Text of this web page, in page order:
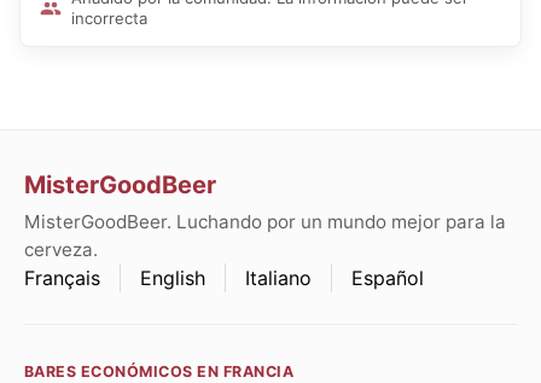
incorrecta
MisterGoodBeer
MisterGoodBeer. Luchando por un mundo mejor para la
cerveza.
Français English Italiano Español
BARES ECONÓMICOS EN FRANCIA